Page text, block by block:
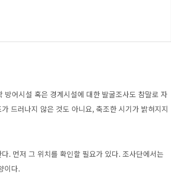
어시설 혹은 경계시설에 대한 발굴조사도 참말로 자
드러나지 않은 것도 아니요, 축조한 시기가 밝혀지지
. 먼저 그 위치를 확인할 필요가 있다. 조사단에서는
이다.